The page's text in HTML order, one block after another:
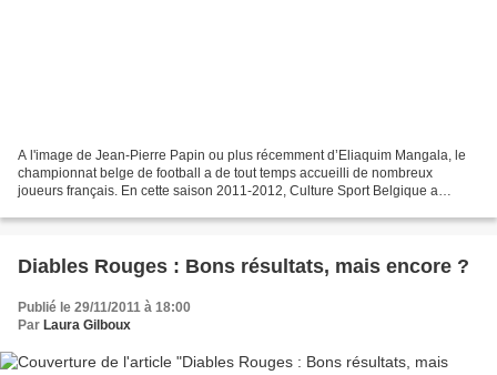
A l'image de Jean-Pierre Papin ou plus récemment d’Eliaquim Mangala, le
championnat belge de football a de tout temps accueilli de nombreux
joueurs français. En cette saison 2011-2012, Culture Sport Belgique a
Diables Rouges : Bons résultats, mais encore ?
Publié le 29/11/2011 à 18:00
Par Laura Gilboux